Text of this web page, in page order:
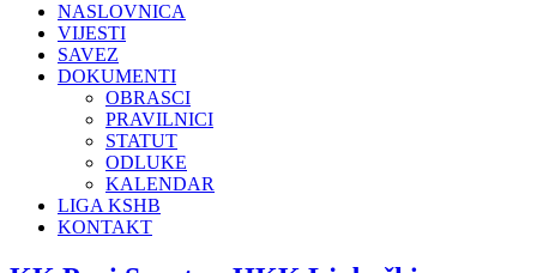
NASLOVNICA
VIJESTI
SAVEZ
DOKUMENTI
OBRASCI
PRAVILNICI
STATUT
ODLUKE
KALENDAR
LIGA KSHB
KONTAKT